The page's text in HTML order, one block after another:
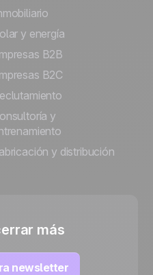
y energía
B2B
B2C
y
y distribución
más
newsletter